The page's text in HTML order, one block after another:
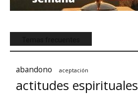
abandono aceptación
actitudes espirituales